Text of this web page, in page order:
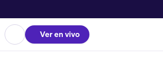
Ver en vivo